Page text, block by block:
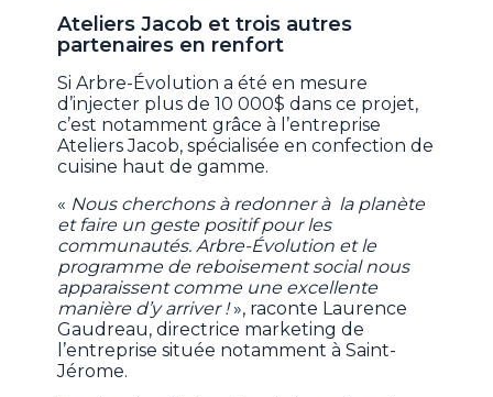
Ateliers Jacob et trois autres
partenaires en renfort
Si Arbre-Évolution a été en mesure
d’injecter plus de 10 000$ dans ce projet,
c’est notamment grâce à l’entreprise
Ateliers Jacob, spécialisée en confection de
cuisine haut de gamme.
« Nous cherchons à redonner à la planète
et faire un geste positif pour les
communautés. Arbre-Évolution et le
programme de reboisement social nous
apparaissent comme une excellente
manière d’y arriver !», raconte Laurence
Gaudreau, directrice marketing de
l’entreprise située notamment à Saint-
Jérome.